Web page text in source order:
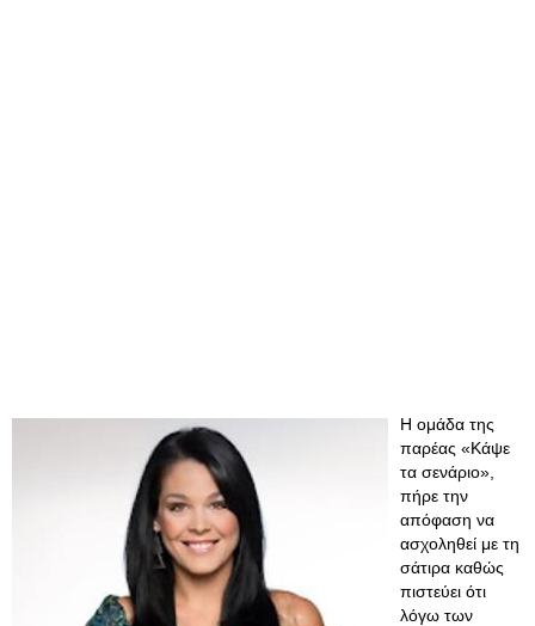
Η ομάδα της
παρέας «Κάψε
τα σενάριο»,
πήρε την
απόφαση να
ασχοληθεί με τη
σάτιρα καθώς
πιστεύει ότι
λόγω των